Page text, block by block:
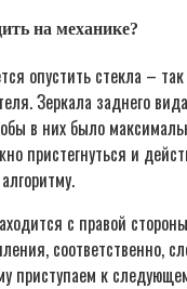
на механике?
опустить стекла –
Зеркала заднего
в них было
пристегнуться и
с правой
соответственно,
приступаем к